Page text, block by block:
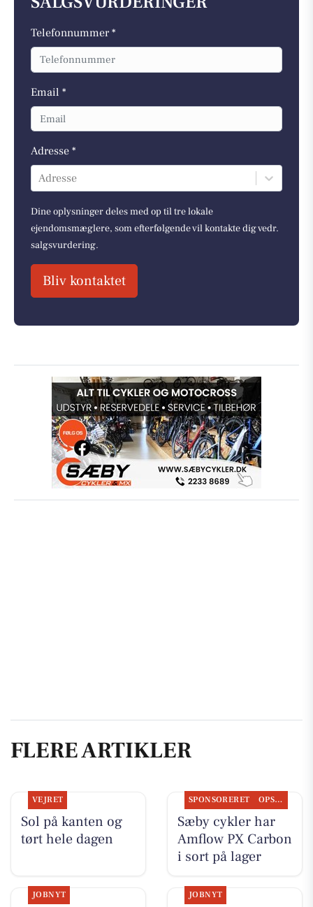
Telefonnummer *
Email *
Adresse *
Adresse
Dine oplysninger deles med op til tre lokale
ejendomsmæglere, som efterfølgende vil kontakte dig vedr.
salgsvurdering.
Bliv kontaktet
FLERE ARTIKLER
VEJRET
Sol på kanten og
tørt hele dagen
SPONSORERET OPSLAGSTAVLEN
Sæby cykler har
Amflow PX Carbon
i sort på lager
JOBNYT JOBNYT